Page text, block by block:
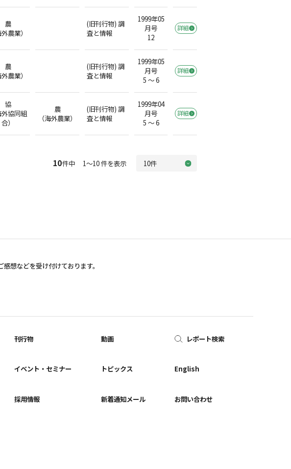
農
外農業）
(旧刊行物) 調
査と情報
1999年05
月号
12
詳細
農
外農業）
(旧刊行物) 調
査と情報
1999年05
月号
5 ～ 6
詳細
協
外協同組
合）
農
（海外農業）
(旧刊行物) 調
査と情報
1999年04
月号
5 ～ 6
詳細
10件中 1～10 件を表示
感想などを受け付けております。
刊行物
イベント・セミナー
採用情報
動画
トピックス
新着通知メール
レポート検索
English
お問い合わせ